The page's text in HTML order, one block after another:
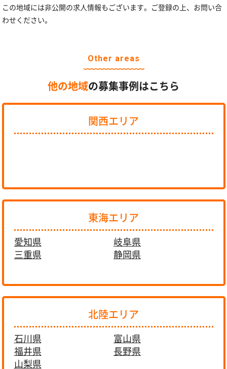
この地域には非公開の求人情報もございます。ご登録の上、お問い合
わせください。
Other areas
他の地域の募集事例はこちら
関西エリア
東海エリア
愛知県
岐阜県
三重県
静岡県
北陸エリア
石川県
富山県
福井県
長野県
山梨県